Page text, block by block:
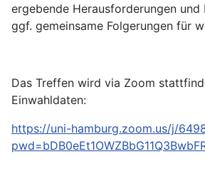
ergebende Herausforderungen und
ggf. gemeinsame Folgerungen für
Das Treffen wird via Zoom
Einwahldaten:
https://uni-hamburg.zoom.us/j/